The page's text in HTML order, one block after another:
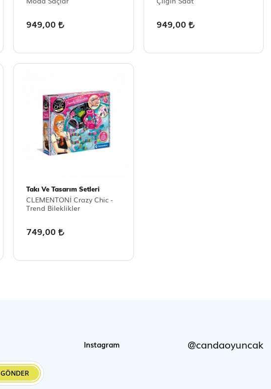
949,00 949,00
Takı Ve Tasarım Setleri
CLEMENTONİ Crazy Chic -
Trend Bileklikler
749,00
GÖNDER
Instagram @candaoyuncak